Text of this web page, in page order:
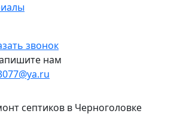
звонок
нам
септиков в Черноголовке